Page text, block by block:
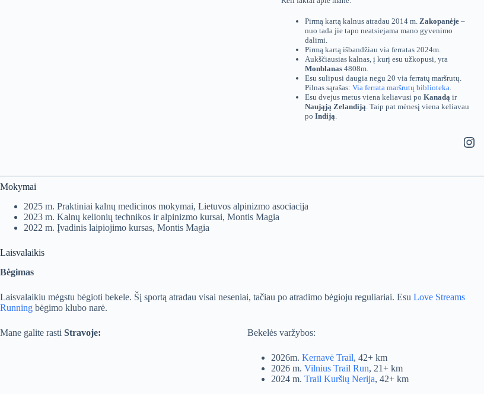
Pirmą kartą kalnus atradau 2014 m. Zakopanėje–
nuo tada jie tapo neatsiejama mano gyvenimo
dalimi.
Pirmą kartą išbandžiau via ferratas 2024m.
Aukščiausias kalnas, į kurį esu užkopusi, yra
Monblanas4808m.
Esu sulipusi daugia negu 20 via ferratų maršrutų.
Pilnas sąrašas: Via ferrata maršrutų biblioteka.
Esu dvejus metus viena keliavusi po Kanadąir
Naująją Zelandiją. Taip pat mėnesį viena keliavau
po Indiją.
Instagram
Mokymai
2025 m. Praktiniai kalnų medicinos mokymai, Lietuvos alpinizmo asociacija
2023 m. Kalnų kelionių technikos ir alpinizmo kursai, Montis Magia
2022 m. Įvadinis laipiojimo kursas, Montis Magia
Laisvalaikis
Bėgimas
Laisvalaikiu mėgstu bėgioti bekele. Šį sportą atradau visai neseniai, tačiau po atradimo bėgioju reguliariai. Esu Love Streams
Running bėgimo klubo narė.
Mane galite rasti Stravoje: Bekelės varžybos:
2026m.Kernavė Trail, 42+ km
2026 m.Vilnius Trail Run, 21+ km
2024 m.Trail Kuršių Nerija, 42+ km